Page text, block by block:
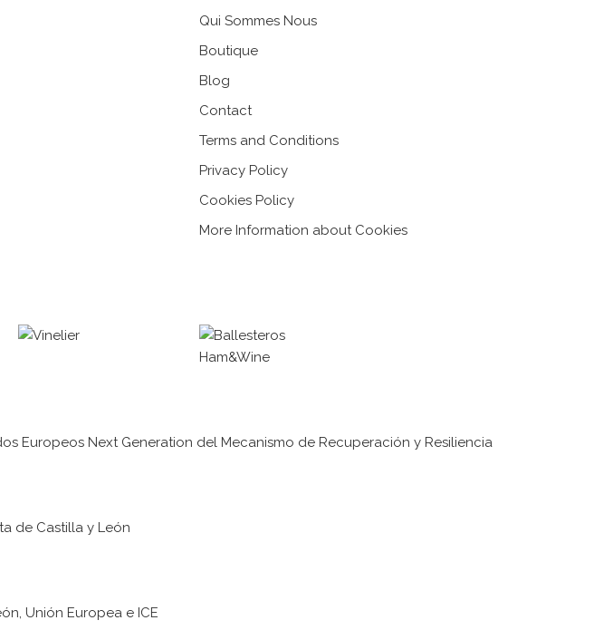
Qui Sommes Nous
Boutique
Blog
Contact
Terms and Conditions
Privacy Policy
Cookies Policy
More Information about Cookies